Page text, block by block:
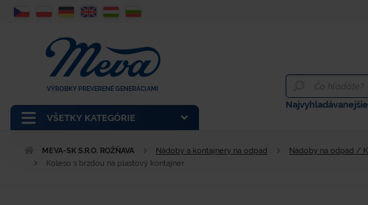
VŠETKY KATEGÓRIE
VÝROBKY PREVERENÉ GENERÁCIAMI
MEVA-SK S.R.O. ROŽŇAVA Nádoby a kontajnery na odpad Nádoby na odpad /
Koleso s brzdou na plastový kontajner